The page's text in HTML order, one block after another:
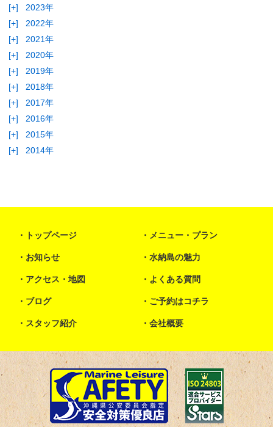
[+]
2023年
[+]
2022年
[+]
2021年
[+]
2020年
[+]
2019年
[+]
2018年
[+]
2017年
[+]
2016年
[+]
2015年
[+]
2014年
トップページ メニュー・プラン
お知らせ 水納島の魅力
アクセス・地図 よくある質問
ブログ ご予約はコチラ
スタッフ紹介 会社概要